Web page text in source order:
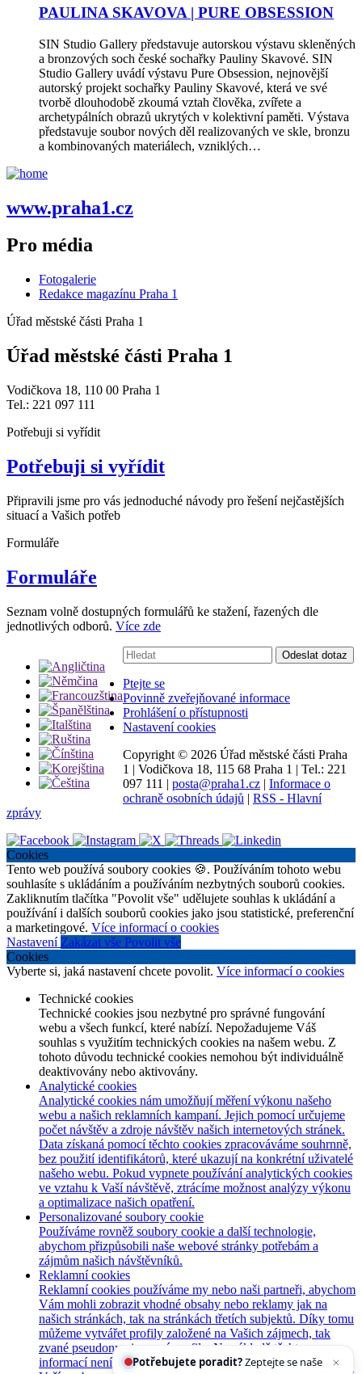
PAULINA SKAVOVA | PURE OBSESSION
SIN Studio Gallery představuje autorskou výstavu skleněných
a bronzových soch české sochařky Pauliny Skavové. SIN
Studio Gallery uvádí výstavu Pure Obsession, nejnovější
autorský projekt sochařky Pauliny Skavové, která ve své
tvorbě dlouhodobě zkoumá vztah člověka, zvířete a
archetypálních obrazů ukrytých v kolektivní paměti. Výstava
představuje soubor nových děl realizovaných ve skle, bronzu
a kombinovaných materiálech, vzniklých…
www.praha1.cz
Pro média
Fotogalerie
Redakce magazínu Praha 1
Úřad městské části Praha 1
Úřad městské části Praha 1
Vodičkova 18, 110 00 Praha 1
Tel.: 221 097 111
Potřebuji si vyřídit
Potřebuji si vyřídit
Připravili jsme pro vás jednoduché návody pro řešení nejčastějších
situací a Vašich potřeb
Formuláře
Formuláře
Seznam volně dostupných formulářů ke stažení, řazených dle
jednotlivých odborů. Více zde
Vyhledávání:
Odeslat dotaz
Ptejte se
Povinně zveřejňované informace
Prohlášení o přístupnosti
Nastavení cookies
Copyright © 2026 Úřad městské části Praha
1 | Vodičkova 18, 115 68 Praha 1 | Tel.: 221
097 111 | posta@praha1.cz | Informace o
ochraně osobních údajů | RSS - Hlavní
zprávy
Cookies
Tento web používá soubory cookies 🍪. Používáním tohoto webu
souhlasíte s ukládáním a používáním nezbytných souborů cookies.
Zakliknutím tlačítka "Povolit vše" udělujete souhlas k ukládání a
používání i dalších souborů cookies jako jsou statistické, preferenční
a marketingové. Více informací o cookies
Nastavení Zakázat vše Povolit vše
Cookies
Vyberte si, jaká nastavení chcete povolit. Více informací o cookies
Technické cookies
Technické cookies jsou nezbytné pro správné fungování
webu a všech funkcí, které nabízí. Nepožadujeme Váš
souhlas s využitím technických cookies na našem webu. Z
tohoto důvodu technické cookies nemohou být individuálně
deaktivovány nebo aktivovány.
Analytické cookies
Analytické cookies nám umožňují měření výkonu našeho
webu a našich reklamních kampaní. Jejich pomocí určujeme
počet návštěv a zdroje návštěv našich internetových stránek.
Data získaná pomocí těchto cookies zpracováváme souhrnně,
bez použití identifikátorů, které ukazují na konkrétní uživatelé
našeho webu. Pokud vypnete používání analytických cookies
ve vztahu k Vaší návštěvě, ztrácíme možnost analýzy výkonu
a optimalizace našich opatření.
Personalizované soubory cookie
Používáme rovněž soubory cookie a další technologie,
abychom přizpůsobili naše webové stránky potřebám a
zájmům našich návštěvníků.
Reklamní cookies
Reklamní cookies používáme my nebo naši partneři, abychom
Vám mohli zobrazit vhodné obsahy nebo reklamy jak na
našich stránkách, tak na stránkách třetích subjektů. Díky tomu
můžeme vytvářet profily založené na Vašich zájmech, tak
zvané pseudonymizované profily. Na základě těchto
informací není zpravidla možná bezprostřední identifikace
Potřebujete poradit?Zeptejte se našeho asistentaCh